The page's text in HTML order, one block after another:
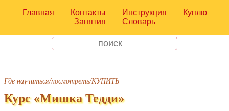
Главная Контакты Инструкция
Куплю
Занятия
Словарь
Где научиться/посмотреть/КУПИТЬ
Курс «Мишка Тедди»